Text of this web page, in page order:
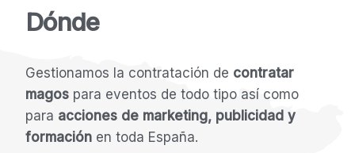
Dónde
Gestionamos la contratación de contratar
magospara eventos de todo tipo así como
para acciones de marketing, publicidad y
formaciónen toda España.